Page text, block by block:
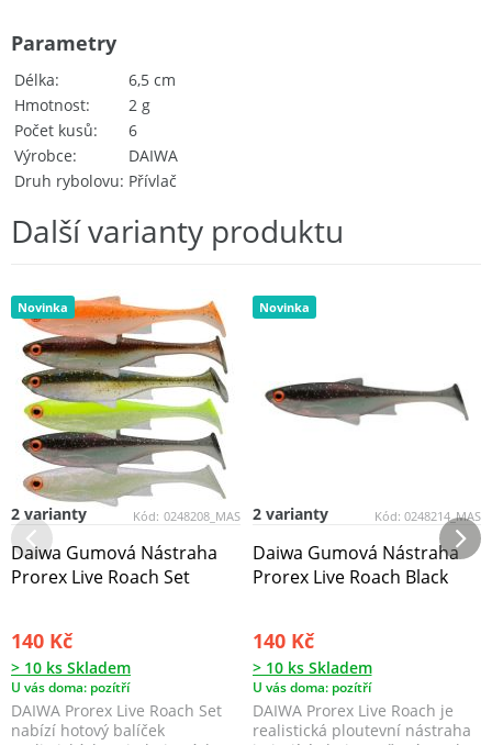
Délka
6,5 cm
Hmotnost
2 g
Počet kusů
6
Výrobce
DAIWA
Druh rybolovu Přívlač
Parametry
Další varianty produktu
Novinka
Kód: 0248208_MAS
2 varianty
Daiwa Gumová Nástraha
Prorex Live Roach Set
140 Kč
> 10 ks Skladem
U vás doma: pozítří
DAIWA Prorex Live Roach Set
nabízí hotový balíček
Novinka
Kód: 0248214_MAS
2 varianty
Daiwa Gumová Nástraha
Prorex Live Roach Black
140 Kč
> 10 ks Skladem
U vás doma: pozítří
DAIWA Prorex Live Roach je
realistická ploutevní nástraha